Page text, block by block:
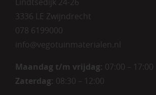
3336 LE Zwijndrecht
078 6199000
info@vegotuinmaterialen.nl
Maandag t/m vrijdag: 07:00 – 17:00
Zaterdag: 08:30 – 12:00